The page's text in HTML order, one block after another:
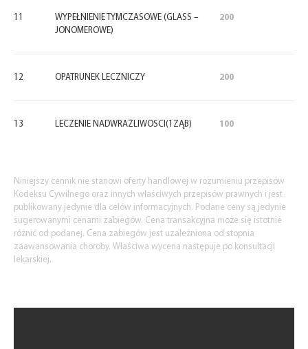
11
WYPEŁNIENIE TYMCZASOWE (GLASS –
JONOMEROWE)
200
12 OPATRUNEK LECZNICZY 200
13 LECZENIE NADWRAŻLIWOSCI(1ZĄB) 100
Niniejszy cennik nie stanowi oferty handlowej w rozumieniu przepisów
Kodeksu Cywilnego oraz innych właściwych przepisów prawnych i jest
publikowany jedynie dla celów informacyjnych. Podane ceny są jedynie
sugerowanymi cenami zabiegów. Cena transakcyjna może się istotnie
różnić od podanej. Cena zabiegów jest uzależniona od stopnia
zaawansowania choroby. Właściwa wycena następuje po konsultacji
lekarskiej.